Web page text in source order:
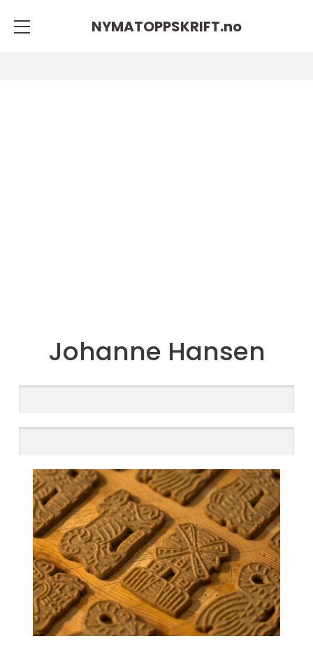
NYMATOPPSKRIFT.no
Johanne Hansen